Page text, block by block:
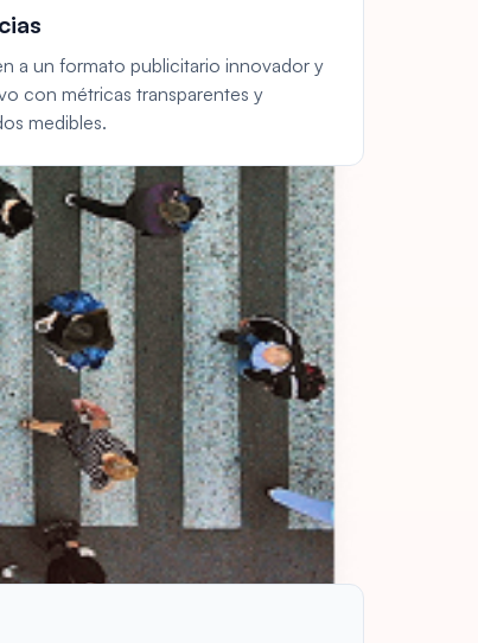
a un formato publicitario innovador y
con métricas transparentes y
medibles.